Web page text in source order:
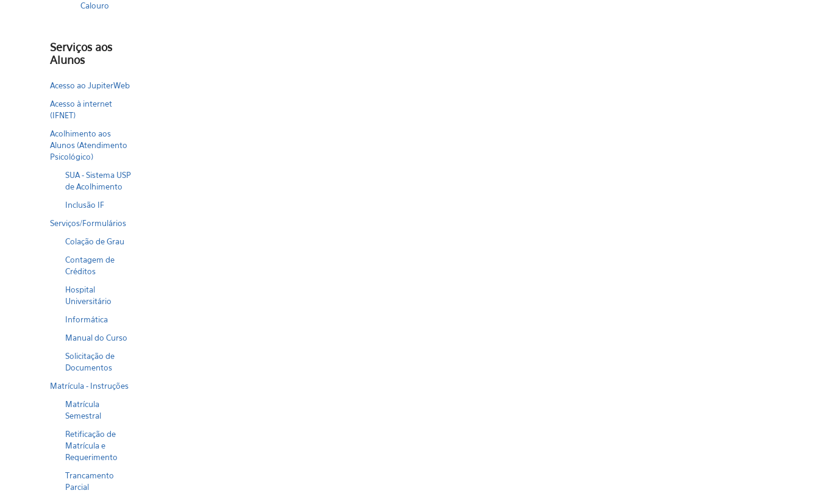
Calouro
Serviços aos
Alunos
Acesso ao JupiterWeb
Acesso à internet
(IFNET)
Acolhimento aos
Alunos (Atendimento
Psicológico)
SUA - Sistema USP
de Acolhimento
Inclusão IF
Serviços/Formulários
Colação de Grau
Contagem de
Créditos
Hospital
Universitário
Informática
Manual do Curso
Solicitação de
Documentos
Matrícula - Instruções
Matrícula
Semestral
Retificação de
Matrícula e
Requerimento
Trancamento
Parcial